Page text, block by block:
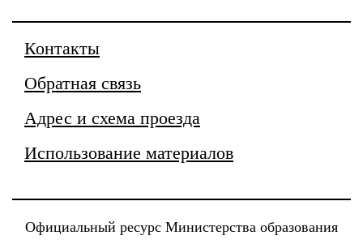
Контакты
Обратная связь
Адрес и схема проезда
Использование материалов
Официальный ресурс Министерства образования